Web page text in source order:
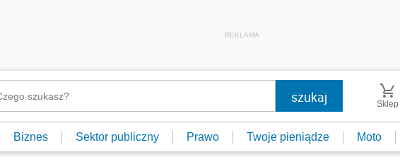
REKLAMA
Sklep
Biznes Sektor publiczny Prawo Twoje pieniądze Moto